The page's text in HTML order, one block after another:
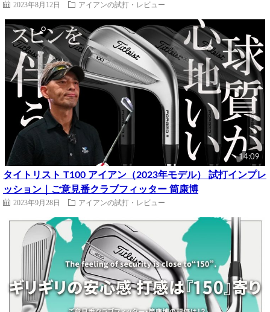
2023年8月12日 アイアンの試打・レビュー
14:09
タイトリスト T100 アイアン（2023年モデル） 試打インプレ
ッション｜ご意見番クラブフィッター 筒康博
2023年9月28日 アイアンの試打・レビュー